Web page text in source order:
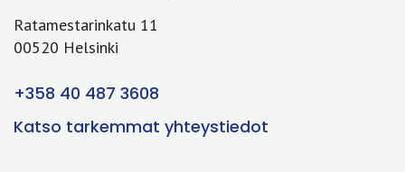
Ratamestarinkatu 11
00520 Helsinki
+358 40 487 3608
Katso tarkemmat yhteystiedot